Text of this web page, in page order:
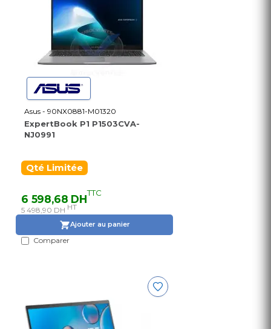
Asus - 90NX0881-M01320
ExpertBook P1 P1503CVA-
NJ0991
Qté Limitée
6 598,68 DHTTC
5 498,90 DH HT
Ajouter au panier
Comparer